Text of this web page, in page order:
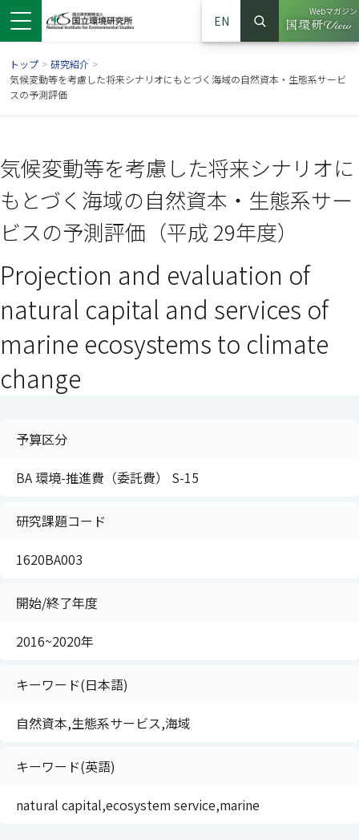
ドウで開きます）
ンドウで開きます）
ウインドウで開きます）
EN
サイト内検索
検索
Webマガジン
（別ウイ
トップ > 研究紹介 >
気候変動等を考慮した将来シナリオにもとづく海域の自然資本・生態系サービ
スの予測評価
気候変動等を考慮した将来シナリオに
もとづく海域の自然資本・生態系サー
ビスの予測評価（平成 29年度）
Projection and evaluation of
natural capital and services of
marine ecosystems to climate
change
予算区分
BA 環境-推進費（委託費） S-15
研究課題コード
1620BA003
開始/終了年度
2016~2020年
キーワード(日本語)
自然資本,生態系サービス,海域
キーワード(英語)
natural capital,ecosystem service,marine